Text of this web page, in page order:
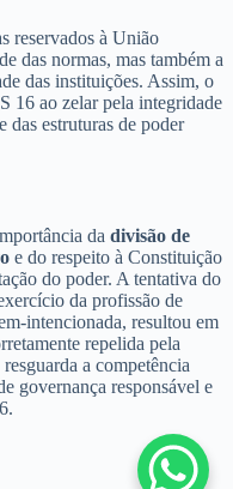
reservados à União
das normas, mas também a
das instituições. Assim, o
16 ao zelar pela integridade
das estruturas de poder
da divisão de
e do respeito à Constituição
do poder. A tentativa do
da profissão de
intencionada, resultou em
repelida pela
a competência
governança responsável e